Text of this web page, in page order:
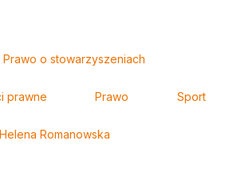
Prawo o stowarzyszeniach
prawne Prawo Sport
Helena Romanowska